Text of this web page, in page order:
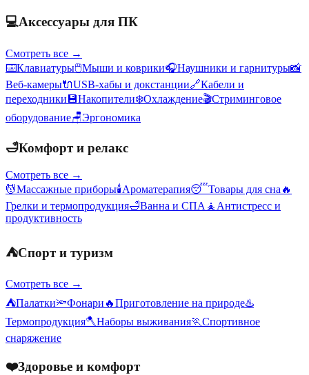
💻Аксессуары для ПК
Смотреть все →
⌨️Клавиатуры🖱️Мыши и коврики🎧Наушники и гарнитуры📸
Веб-камеры🔌USB-хабы и докстанции🔗Кабели и
переходники 💾Накопители❄️Охлаждение🎬Стриминговое
оборудование🪑Эргономика
🛁Комфорт и релакс
Смотреть все →
💆Массажные приборы🕯️Ароматерапия😴Товары для сна 🔥
Грелки и термопродукция🛁Ванна и СПА 🧘 Антистресс и
продуктивность
⛺Спорт и туризм
Смотреть все →
⛺Палатки🔦Фонари 🔥Приготовление на природе♨️
Термопродукция🪓Наборы выживания🏃Спортивное
снаряжение
❤️Здоровье и комфорт